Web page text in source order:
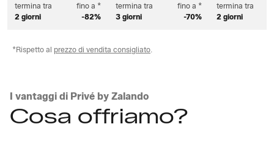
termina tra
2 giorni
fino a *
-82%
termina tra
3 giorni
fino a *
-70%
termina tra
2 giorni
*Rispetto al prezzo di vendita consigliato
I vantaggi di Privé by Zalando
Cosa offriamo?